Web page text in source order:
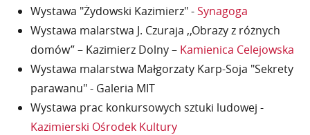
Wystawa "Żydowski Kazimierz" -Synagoga
Wystawa malarstwa J. Czuraja ,,Obrazy z różnych
domów” – Kazimierz Dolny – Kamienica Celejowska
Wystawa malarstwa Małgorzaty Karp-Soja "Sekrety
parawanu" - Galeria MIT
Wystawa prac konkursowych sztuki ludowej -
Kazimierski Ośrodek Kultury